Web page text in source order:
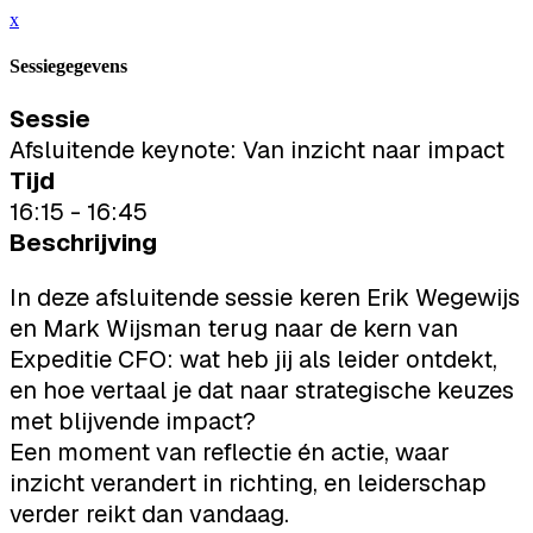
x
Sessiegegevens
Sessie
Afsluitende keynote: Van inzicht naar impact
Tijd
16:15 - 16:45
Beschrijving
In deze afsluitende sessie keren Erik Wegewijs
en Mark Wijsman terug naar de kern van
Expeditie CFO: wat heb jij als leider ontdekt,
en hoe vertaal je dat naar strategische keuzes
met blijvende impact?
Een moment van reflectie én actie, waar
inzicht verandert in richting, en leiderschap
verder reikt dan vandaag.